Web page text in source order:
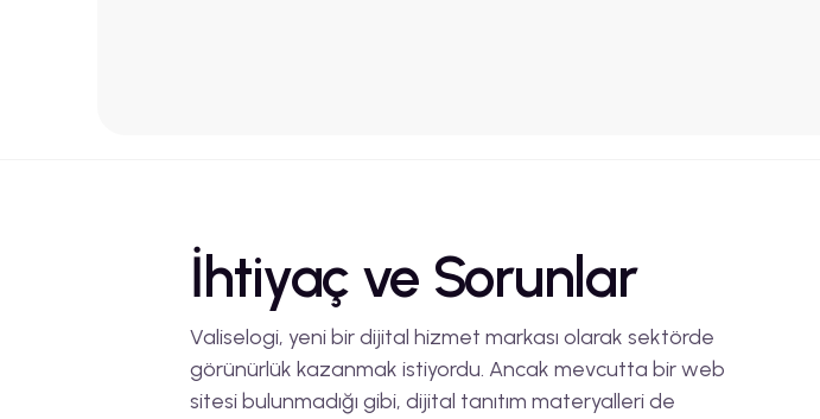
İhtiyaç ve Sorunlar
Valiselogi, yeni bir dijital hizmet markası olarak sektörde
görünürlük kazanmak istiyordu. Ancak mevcutta bir web
sitesi bulunmadığı gibi, dijital tanıtım materyalleri de